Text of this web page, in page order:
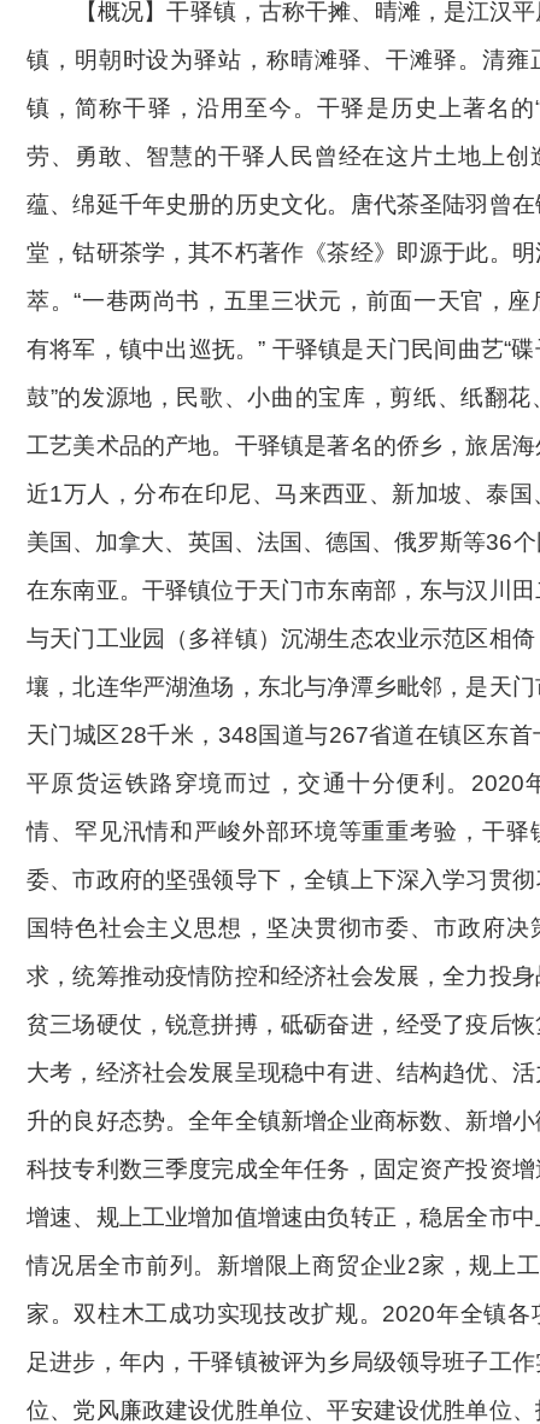
【概况】干驿镇，古称干摊、晴滩，是江汉
镇，明朝时设为驿站，称晴滩驿、干滩驿。清雍
镇，简称干驿，沿用至今。干驿是历史上著名的
劳、勇敢、智慧的干驿人民曾经在这片土地上创
蕴、绵延千年史册的历史文化。唐代茶圣陆羽曾
堂，钴研茶学，其不朽著作《茶经》即源于此。
萃。“一巷两尚书，五里三状元，前面一天官，
有将军，镇中出巡抚。” 干驿镇是天门民间曲艺“
鼓”的发源地，民歌、小曲的宝库，剪纸、纸翻
工艺美术品的产地。干驿镇是著名的侨乡，旅居
近1万人，分布在印尼、马来西亚、新加坡、泰
美国、加拿大、英国、法国、德国、俄罗斯等36
在东南亚。 干驿镇位于天门市东南部，东与汉川
与天门工业园（多祥镇）沉湖生态农业示范区相
壤，北连华严湖渔场，东北与净潭乡毗邻， 是天
天门城区 28千米，348国道与267省道在镇区东首
平原货运铁路穿境而过，交通十分便利。 2020
情、罕见汛情和严峻外部环境等重重考验，干驿
委、市政府的坚强领导下，全镇上下深入学习贯
国特色社会主义思想，坚决贯彻市委、市政府决
求，统筹推动疫情防控和经济社会发展，全力投
贫三场硬仗，锐意拼搏，砥砺奋进，经受了疫后
大考， 经济社会发展呈现稳中有进、结构趋优、
升的良好态势。全年全镇新增企业商标数、新增
科技专利数三季度完成全年任务，固定资产投资
增速、规上工业增加值增速由负转正，稳居全市
情况居全市前列。新增限上商贸企业2家，规上
家。双柱木工成功实现技改扩规。 2020年全镇各
足进步 ， 年内，干驿镇被评为乡局级领导班子工
位、党风廉政建设优胜单位、平安建设优胜单位